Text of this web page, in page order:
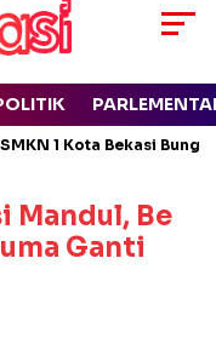
1 Kota Bekasi
Mandul, Be
Ganti